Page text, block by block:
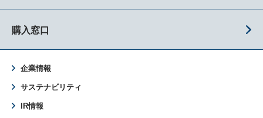
購入窓口
企業情報
サステナビリティ
IR情報